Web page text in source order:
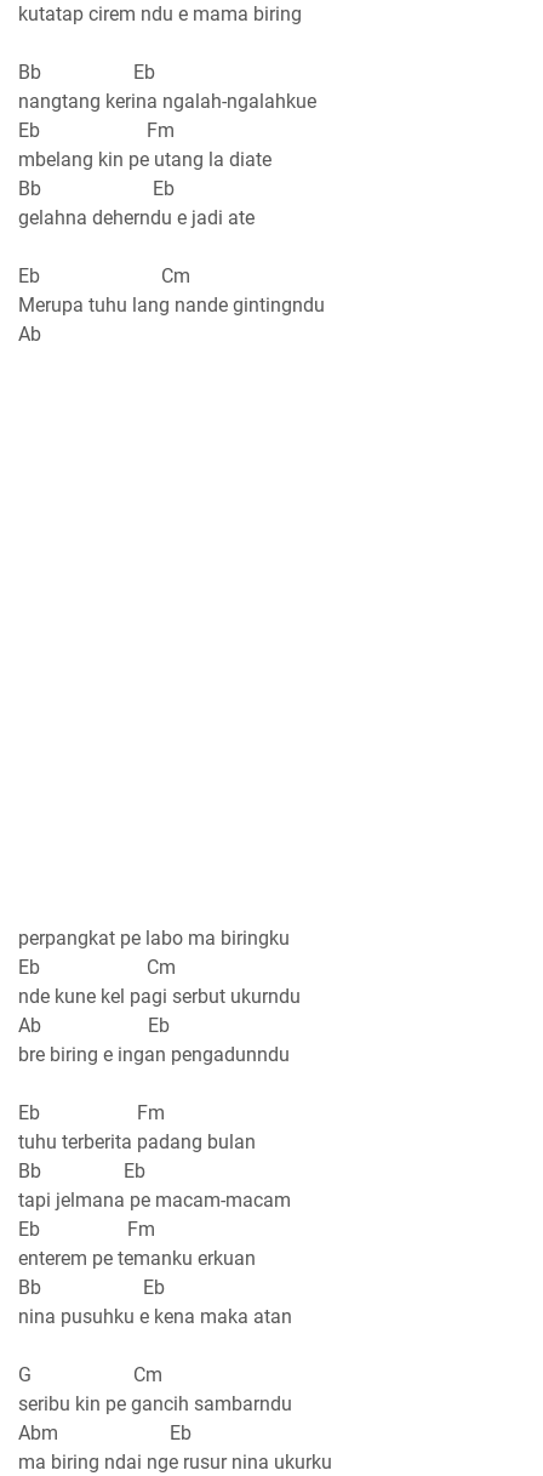
kutatap cirem ndu e mama biring
Bb Eb
nangtang kerina ngalah-ngalahkue
Eb Fm
mbelang kin pe utang la diate
Bb Eb
gelahna deherndu e jadi ate
Eb Cm
Merupa tuhu lang nande gintingndu
Ab
perpangkat pe labo ma biringku
Eb Cm
nde kune kel pagi serbut ukurndu
Ab Eb
bre biring e ingan pengadunndu
Eb Fm
tuhu terberita padang bulan
Bb Eb
tapi jelmana pe macam-macam
Eb Fm
enterem pe temanku erkuan
Bb Eb
nina pusuhku e kena maka atan
G Cm
seribu kin pe gancih sambarndu
Abm Eb
ma biring ndai nge rusur nina ukurku